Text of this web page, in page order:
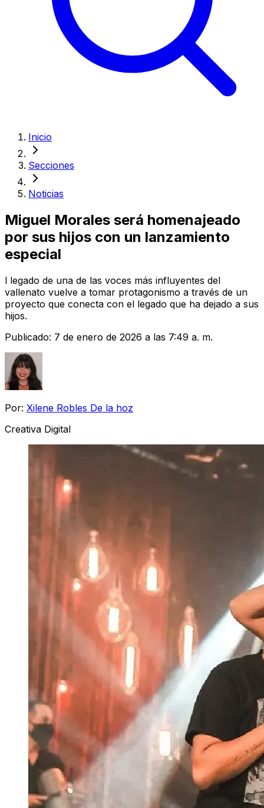
Inicio
Secciones
Noticias
Miguel Morales será homenajeado
por sus hijos con un lanzamiento
especial
l legado de una de las voces más influyentes del
vallenato vuelve a tomar protagonismo a través de un
proyecto que conecta con el legado que ha dejado a sus
hijos.
Publicado: 7 de enero de 2026 a las 7:49 a. m.
Por: Xilene Robles De la hoz
Creativa Digital